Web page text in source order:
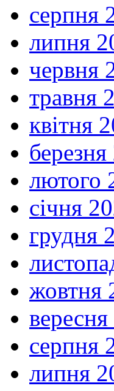
серпня
липня
червня
травня
квітня
лютого
січня
грудня
жовтня
серпня
липня